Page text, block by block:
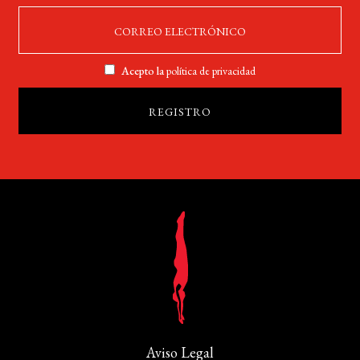
Acepto lapolítica de privacidad
Aviso Legal